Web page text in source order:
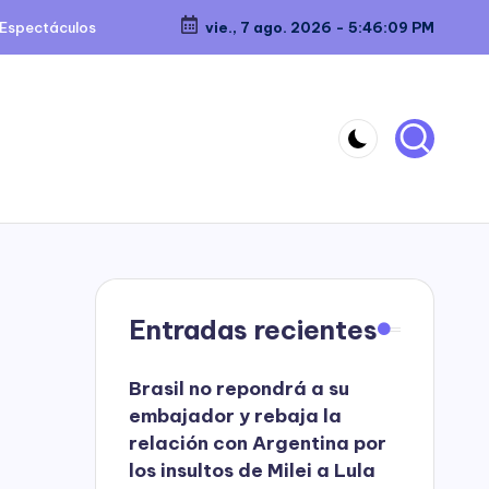
Espectáculos vie., 7 ago. 2026 -5:46:10 PM
Entradas recientes
Brasil no repondrá a su
embajador y rebaja la
relación con Argentina por
los insultos de Milei a Lula